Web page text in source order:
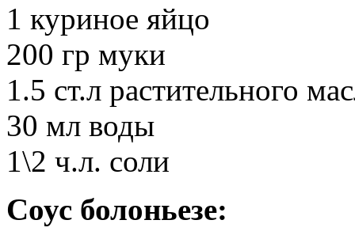
1 куриное яйцо
200 гр муки
1.5 ст.л растительного
30 мл воды
1\2 ч.л. соли
Соус болоньезе: